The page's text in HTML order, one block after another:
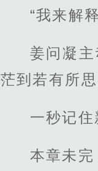
“我来解
姜问凝
茫到若有所思
一秒记
本章未